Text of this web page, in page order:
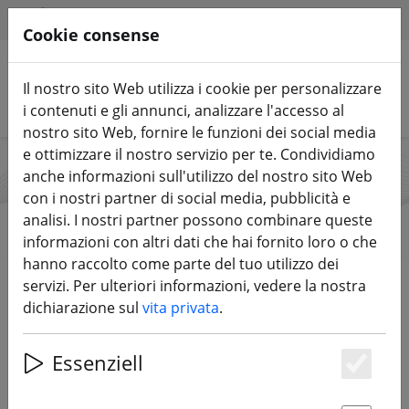
Cerca prodotti
FOXEER
Start Marche FOXEER
DIRETTAMENTE AI PRODOTTI
Cookie consense
Il nostro sito Web utilizza i cookie per personalizzare
i contenuti e gli annunci, analizzare l'accesso al
nostro sito Web, fornire le funzioni dei social media
e ottimizzare il nostro servizio per te. Condividiamo
anche informazioni sull'utilizzo del nostro sito Web
con i nostri partner di social media, pubblicità e
analisi. I nostri partner possono combinare queste
informazioni con altri dati che hai fornito loro o che
hanno raccolto come parte del tuo utilizzo dei
servizi. Per ulteriori informazioni, vedere la nostra
dichiarazione sul vita privata.
Essenziell